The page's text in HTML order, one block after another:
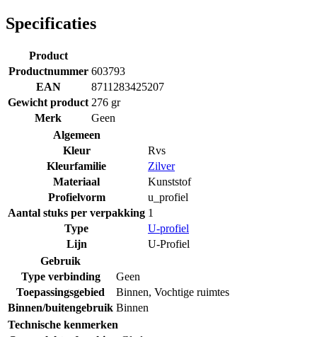
Specificaties
Product
Productnummer 603793
EAN
8711283425207
Gewicht product 276 gr
Merk
Geen
Algemeen
Kleur
Rvs
Kleurfamilie
Zilver
Materiaal
Kunststof
Profielvorm
u_profiel
Aantal stuks per verpakking 1
Type
U-profiel
Lijn
U-Profiel
Gebruik
Type verbinding
Geen
Toepassingsgebied
Binnen, Vochtige ruimtes
Binnen/buitengebruik Binnen
Technische kenmerken